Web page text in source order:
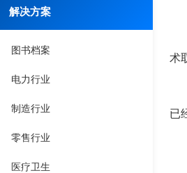
解决方案
图书档案
电力行业
制造行业
零售行业
医疗卫生
术
已